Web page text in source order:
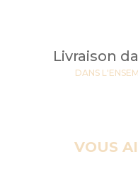
Livraison
DANS
VOUS